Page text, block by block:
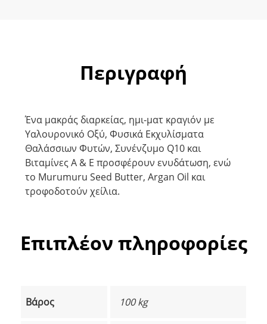
Περιγραφή
Ένα μακράς διαρκείας, ημι-ματ κραγιόν με
Υαλουρονικό Οξύ, Φυσικά Εκχυλίσματα
Θαλάσσιων Φυτών, Συνένζυμο Q10 και
Βιταμίνες A & E προσφέρουν ενυδάτωση, ενώ
το Murumuru Seed Butter, Argan Oil και
τροφοδοτούν χείλια.
Επιπλέον πληροφορίες
Βάρος 100 kg